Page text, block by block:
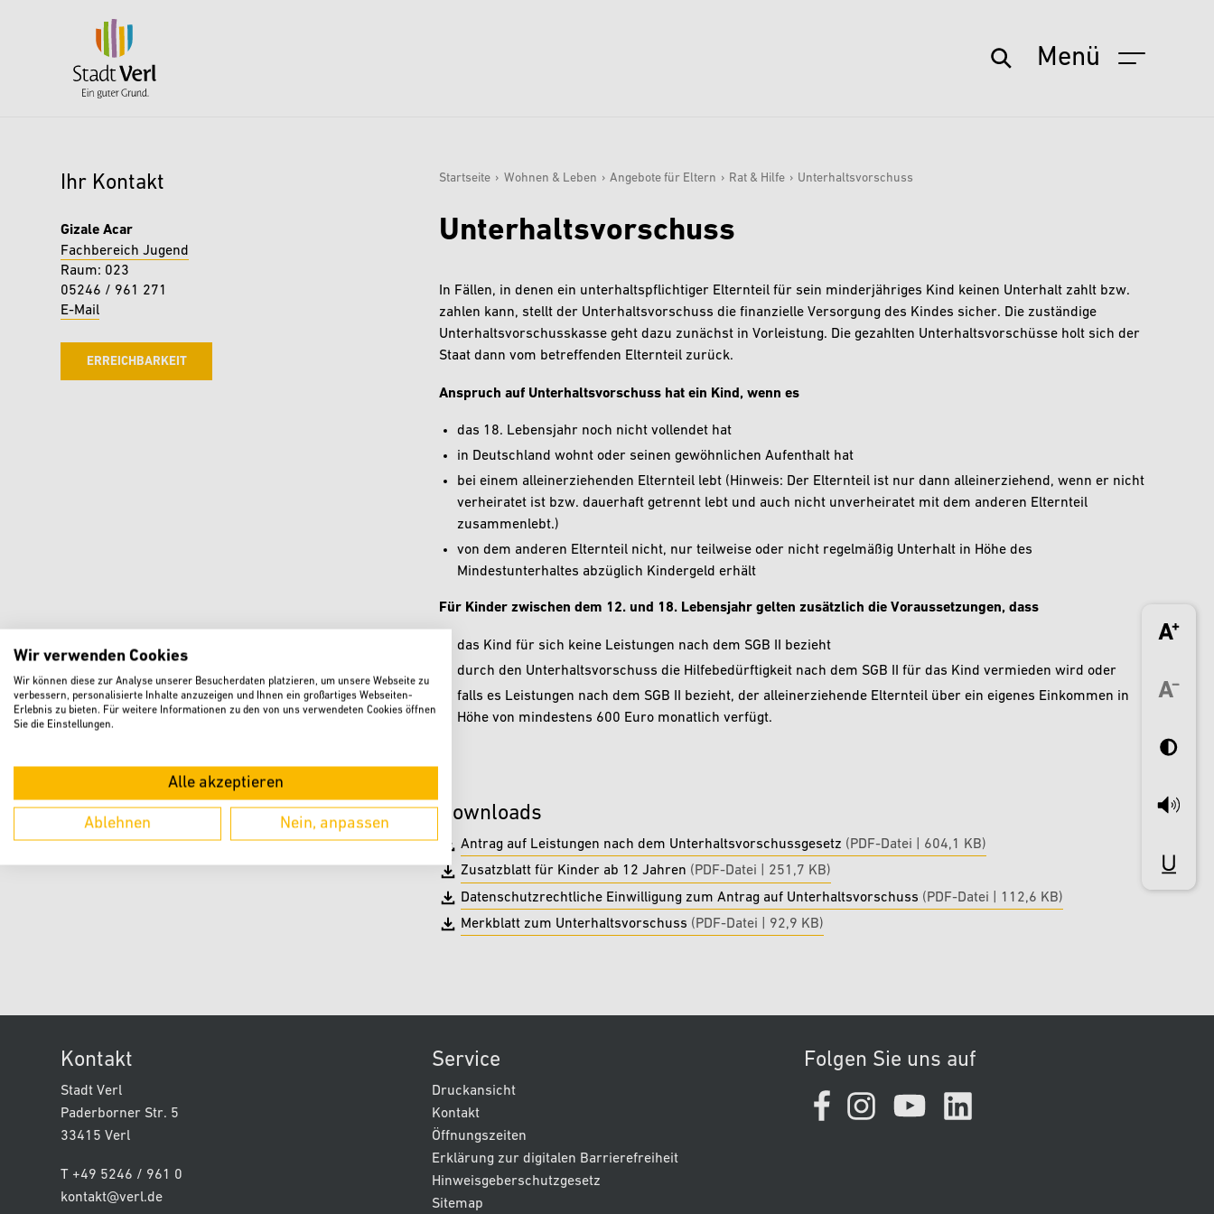
Zum Hauptinhalt springen Menü
Bildung
Angebote für Eltern
zurück zu Wohnen & Leben
Willkommensbesuche für
Neugeborene
Verler Elternbegleiter
Familienbildungsstätte Droste-
Angebote für Jugendliche
Älter werden in Verl
Gesundheit
Pflege
Verl für Menschen mit Behinderung
Verl für Migrantinnen und
Neubürger
Wohnhilfen
Stadt & Zukunft
Ihr Kontakt
Gizale Acar
Fachbereich Jugend
Raum: 023
05246 / 961 271
E-Mail
ERREICHBARKEIT
Sie sind hier:
Startseite › Wohnen & Leben › Angebote für Eltern › Rat & Hilfe › Unterhaltsvorschuss
Unterhaltsvorschuss
In Fällen, in denen ein unterhaltspflichtiger Elternteil für sein minderjähriges Kind keinen Unterhalt zahlt bzw.
zahlen kann, stellt der Unterhaltsvorschuss die finanzielle Versorgung des Kindes sicher. Die zuständige
Unterhaltsvorschusskasse geht dazu zunächst in Vorleistung. Die gezahlten Unterhaltsvorschüsse holt sich der
Staat dann vom betreffenden Elternteil zurück.
Anspruch auf Unterhaltsvorschuss hat ein Kind, wenn es
das 18. Lebensjahr noch nicht vollendet hat
in Deutschland wohnt oder seinen gewöhnlichen Aufenthalt hat
bei einem alleinerziehenden Elternteil lebt (Hinweis: Der Elternteil ist nur dann alleinerziehend, wenn er nicht
verheiratet ist bzw. dauerhaft getrennt lebt und auch nicht unverheiratet mit dem anderen Elternteil
zusammenlebt.)
von dem anderen Elternteil nicht, nur teilweise oder nicht regelmäßig Unterhalt in Höhe des
Mindestunterhaltes abzüglich Kindergeld erhält
Für Kinder zwischen dem 12. und 18. Lebensjahr gelten zusätzlich die Voraussetzungen, dass
das Kind für sich keine Leistungen nach dem SGB II bezieht
durch den Unterhaltsvorschuss die Hilfebedürftigkeit nach dem SGB II für das Kind vermieden wird oder
falls es Leistungen nach dem SGB II bezieht, der alleinerziehende Elternteil über ein eigenes Einkommen in
Höhe von mindestens 600 Euro monatlich verfügt.
Downloads
Antrag auf Leistungen nach dem Unterhaltsvorschussgesetz (PDF-Datei | 604,1 KB)
Zusatzblatt für Kinder ab 12 Jahren (PDF-Datei | 251,7 KB)
Datenschutzrechtliche Einwilligung zum Antrag auf Unterhaltsvorschuss (PDF-Datei | 112,6 KB)
Merkblatt zum Unterhaltsvorschuss (PDF-Datei | 92,9 KB)
Kontakt
Stadt Verl
Paderborner Str. 5
33415 Verl
T +49 5246 / 961 0
kontakt@verl.de
Service
Druckansicht
Kontakt
Öffnungszeiten
Erklärung zur digitalen Barrierefreiheit
Hinweisgeberschutzgesetz
Sitemap
Folgen Sie uns auf
Wir verwenden Cookies
Wir können diese zur Analyse unserer Besucherdaten platzieren, um unsere Webseite zu
verbessern, personalisierte Inhalte anzuzeigen und Ihnen ein großartiges Webseiten-
Erlebnis zu bieten. Für weitere Informationen zu den von uns verwendeten Cookies öffnen
Sie die Einstellungen.
Alle akzeptieren
Ablehnen Nein, anpassen